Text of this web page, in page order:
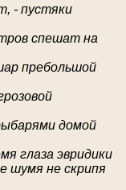
- пустяки
спешат на
пребольшой
домой
глаза эвридики
шумя не скрипя